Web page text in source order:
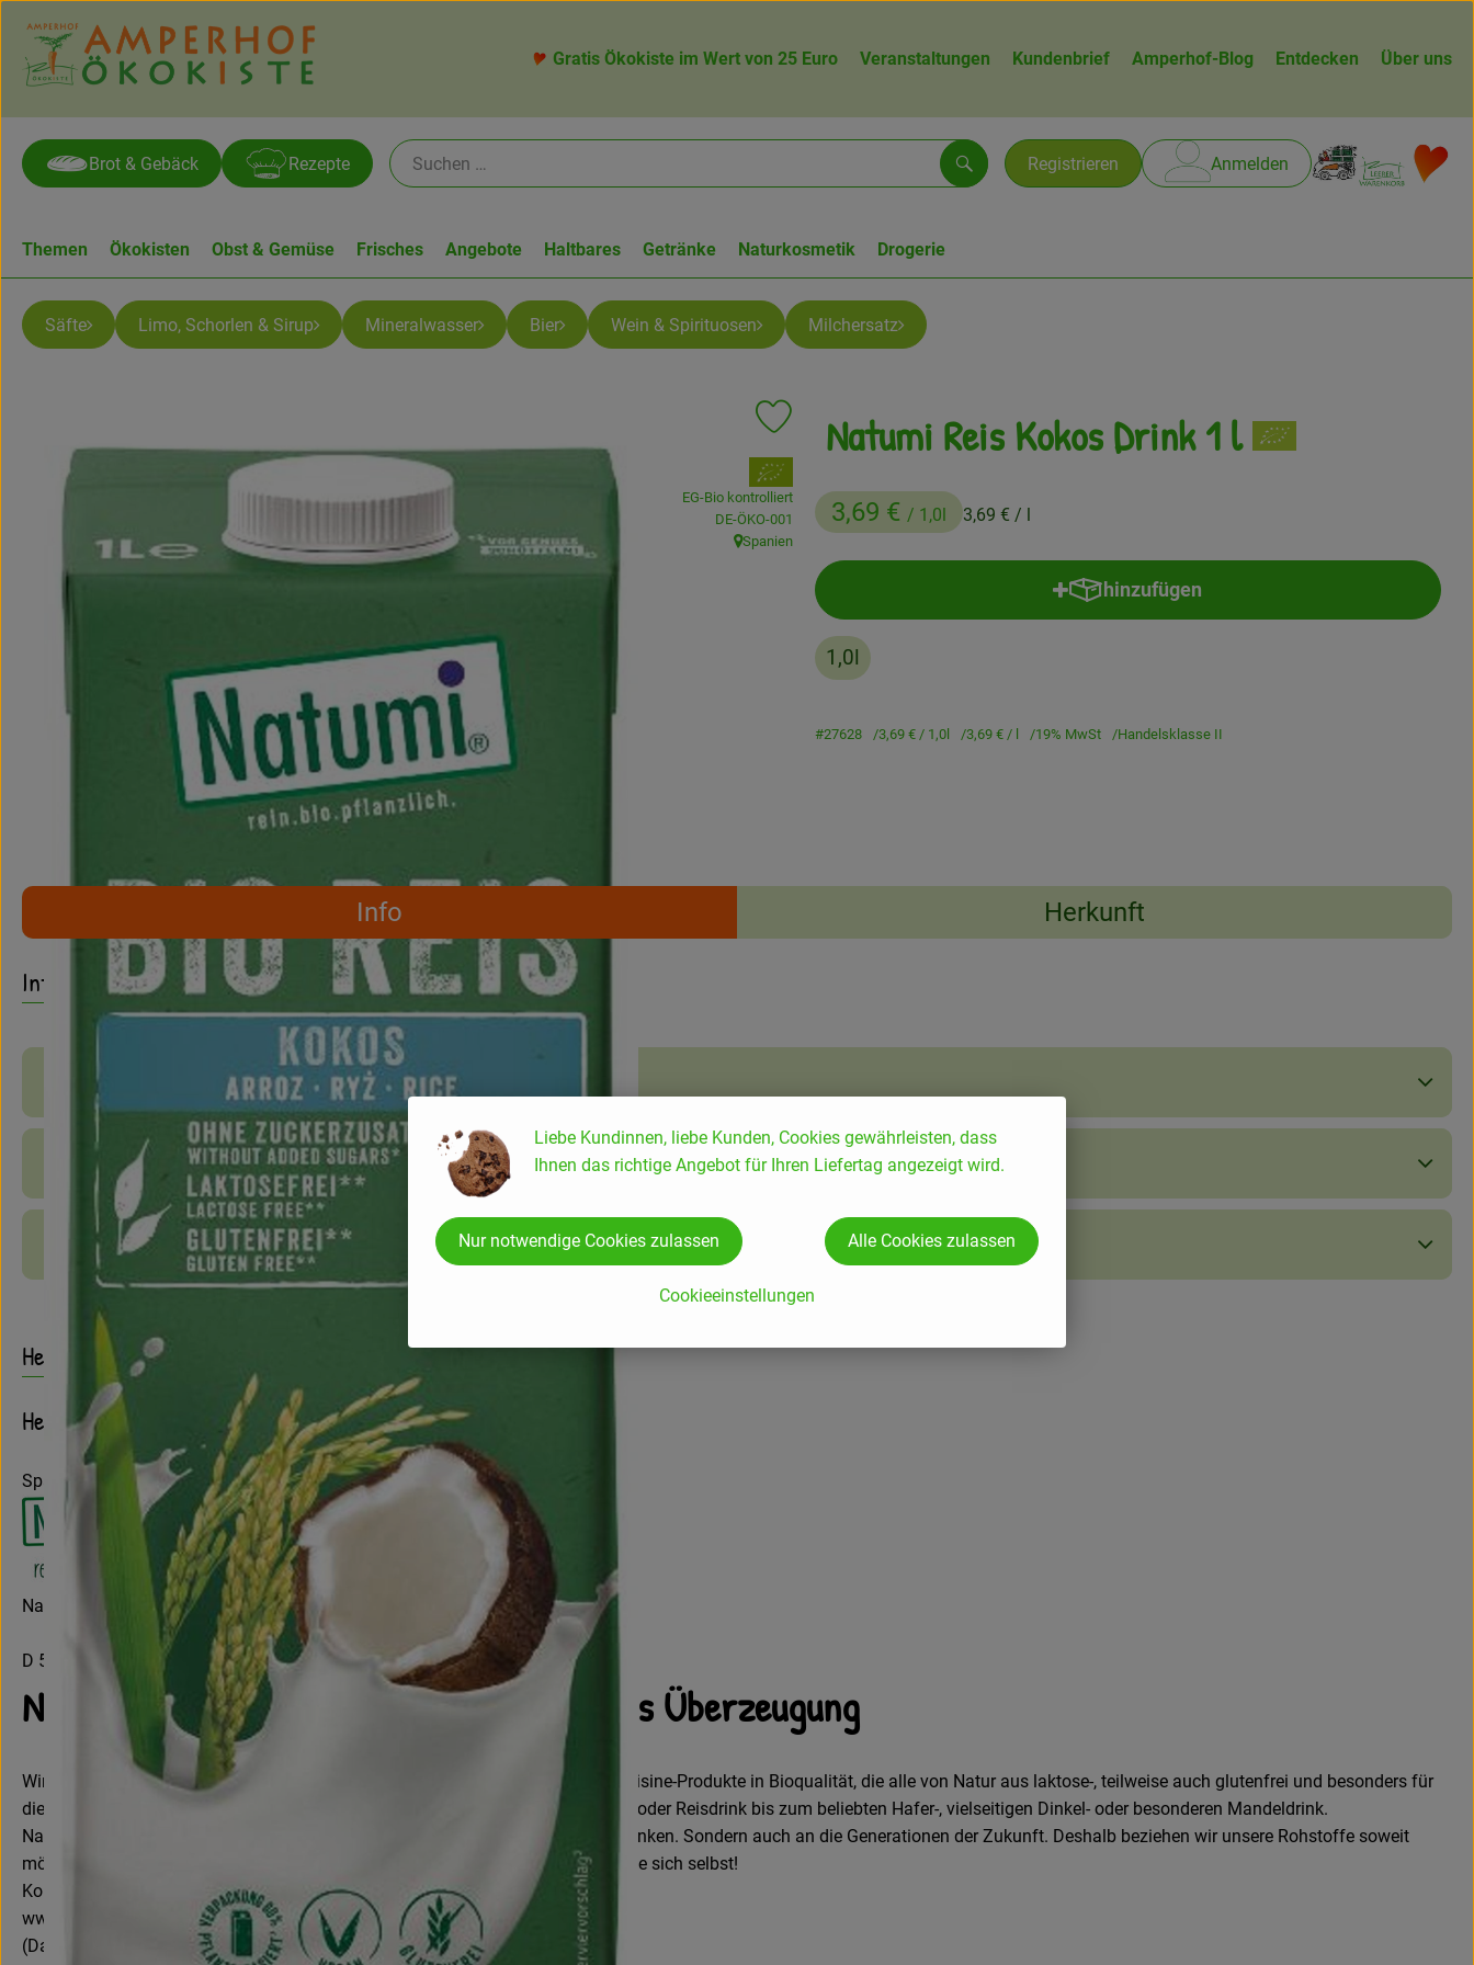
Gratis Ökokiste im Wert von 25 Euro Veranstaltungen Kundenbrief Amperhof-Blog Entdecken Über uns
Registrieren Anmelden
Suchen
Brot & Gebäck Rezepte
Themen Ökokisten Obst & Gemüse Frisches Angebote Haltbares Getränke Naturkosmetik Drogerie
Säfte Limo, Schorlen & Sirup Mineralwasser Bier Wein & Spirituosen Milchersatz
Natumi Reis Kokos Drink 1 l
3,69 € / 1,0l 3,69 € / l
Produkt zu Favouriten hinzufügen
, Verband:
EG-Bio kontrolliert
, Kontrollstelle:
DE-ÖKO-001
, Herkunft:
Spanien
hinzufügen
Produkt zum Warenkorb hinzufügen
1,0l
#27628 3,69 € / 1,0l 3,69 € / l 19% MwSt Handelsklasse II
Rezepte
Info Herkunft
Entdecke passende RezepteEs wurden keine passenden Rezepte gefunden.
Info
Produktinformationen
Zutaten
Produktdatenblatt
Herkunft
Hersteller: Natumi
Spanien
Natumi GmbH
D 53840 Troisdorf
Natumi: Macher von Milchalternativen aus Überzeugung
Wir bei Natumi entwickeln und produzieren verschiedene Pflanzendrinks und Cuisine-Produkte in Bioqualität, die alle von Natur aus laktose-, teilweise auch glutenfrei und besonders für
die vegane Ernährung geeignet sind. Das Portfolio reicht vom klassischen Soja- oder Reisdrink bis zum beliebten Hafer-, vielseitigen Dinkel- oder besonderen Mandeldrink.
Nachhaltig zu denken und zu handeln bedeutet für uns, nicht nur an heute zu denken. Sondern auch an die Generationen der Zukunft. Deshalb beziehen wir unsere Rohstoffe soweit
möglich von regionalen Bauern und achten auf echte Bioqualität. Überzeugen Sie sich selbst!
Kontrollnummer D-NW-D-13-2362-BC
www.hain-celestial.eu
(Daten von Ecoinform)
Liebe Kundinnen, liebe Kunden, Cookies gewährleisten, dass
Ihnen das richtige Angebot für Ihren Liefertag angezeigt wird.
Cookieeinstellungen
Nur notwendige Cookies zulassen Alle Cookies zulassen